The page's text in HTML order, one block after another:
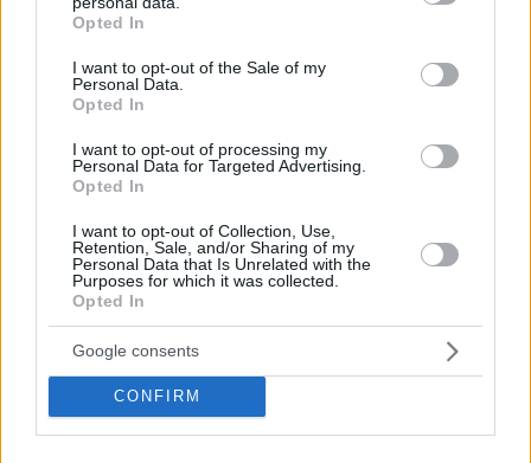
grant or deny consent to Google and its third-party tags to
use your data for below specified purposes in below Google
consent section.
Opted In
I want to opt-out of the Sale of my
Personal Data.
Opted In
I want to opt-out of processing my
Personal Data for Targeted Advertising.
Opted In
I want to opt-out of Collection, Use,
Retention, Sale, and/or Sharing of my
Personal Data that Is Unrelated with the
Purposes for which it was collected.
Opted In
Google consents
CONFIRM
Loaded:
100.00%
Ελικόπτερο «πάρκαρε» στο Σαρακήνικο για να
κάνουν μπάνιο οι επιβάτες του, δείτε βίντεο
09.08.2026, 11:17
TikToker που διαγνώστηκε με
Αλτσχάιμερ και επέλεξε την ιατρικώς
υποβοηθούμενη αυτοκτονία
Το σπίτι του τρόμου στο Άινταχο: Η
νύχτα που τέσσερις φοιτητές